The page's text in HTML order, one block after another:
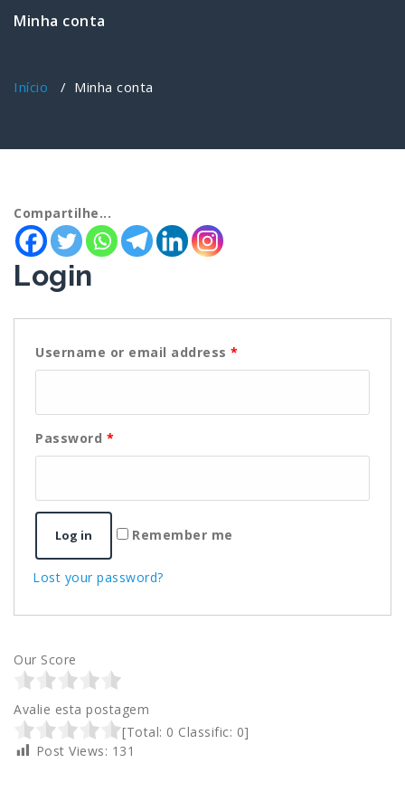
Minha conta
Início / Minha conta
Compartilhe...
Login
Username or email address *
Password *
Log in Remember me
Lost your password?
Our Score
Avalie esta postagem
[Total: 0 Classific: 0]
Post Views: 131